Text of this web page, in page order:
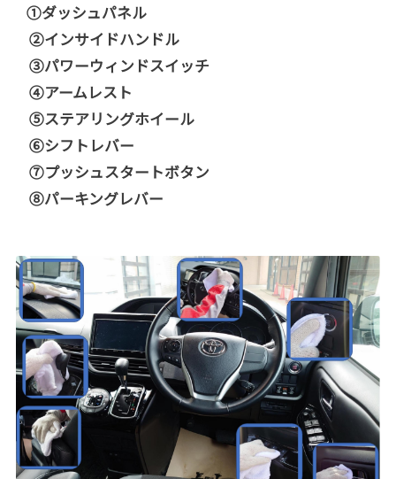
①ダッシュパネル
②インサイドハンドル
③パワーウィンドスイッチ
④アームレスト
⑤ステアリングホイール
⑥シフトレバー
⑦プッシュスタートボタン
⑧パーキングレバー